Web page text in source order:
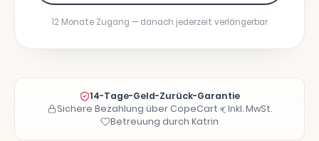
12 Monate Zugang — danach jederzeit verlängerbar
14-Tage-Geld-Zurück-Garantie
Sichere Bezahlung über CopeCart
Inkl. MwSt.
Betreuung durch Katrin